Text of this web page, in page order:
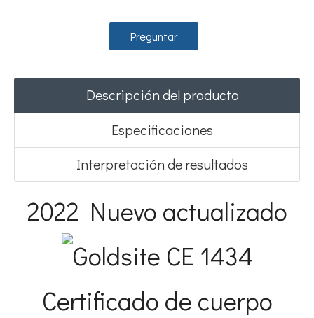
Preguntar
Descripción del producto
Especificaciones
Interpretación de resultados
2022 Nuevo actualizado
Certificado de cuerpo